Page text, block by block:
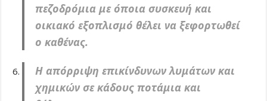
πεζοδρόμια με όποια συσκευή και
οικιακό εξοπλισμό θέλει να ξεφορτωθεί
ο καθένας.
Η απόρριψη επικίνδυνων λυμάτων και
χημικών σε κάδους ποτάμια και